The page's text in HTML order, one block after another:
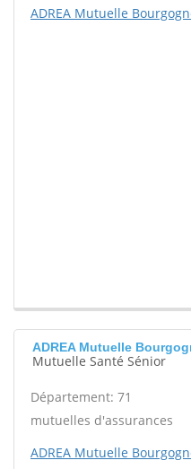
ADREA Mutuelle
ADREA Mutuelle
Mutuelle Santé Sénior
Département: 71
mutuelles d'assurances
ADREA Mutuelle